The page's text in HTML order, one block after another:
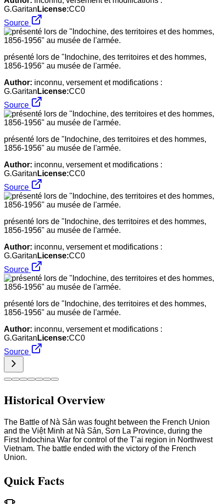
G.Garitan License:CC0
Source
présenté lors de "Indochine, des territoires et des hommes,
1856-1956" au musée de l'armée.
Author: inconnu, versement et modifications :
G.Garitan License:CC0
Source
présenté lors de "Indochine, des territoires et des hommes,
1856-1956" au musée de l'armée.
Author: inconnu, versement et modifications :
G.Garitan License:CC0
Source
présenté lors de "Indochine, des territoires et des hommes,
1856-1956" au musée de l'armée.
Author: inconnu, versement et modifications :
G.Garitan License:CC0
Source
présenté lors de "Indochine, des territoires et des hommes,
1856-1956" au musée de l'armée.
Author: inconnu, versement et modifications :
G.Garitan License:CC0
Source
Historical Overview
The Battle of Nà Sản was fought between the French Union
and the Việt Minh at Nà Sản, Sơn La Province, during the
First Indochina War for control of the T’ai region in Northwest
Vietnam. The battle ended with the victory of the French
Union.
Quick Facts